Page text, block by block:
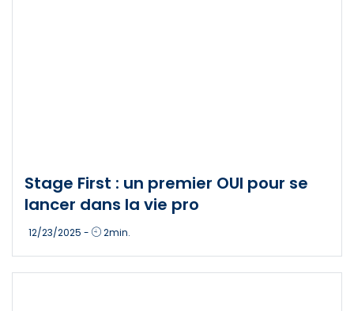
Stage First : un premier OUI pour se
lancer dans la vie pro
12/23/2025 - 2min.